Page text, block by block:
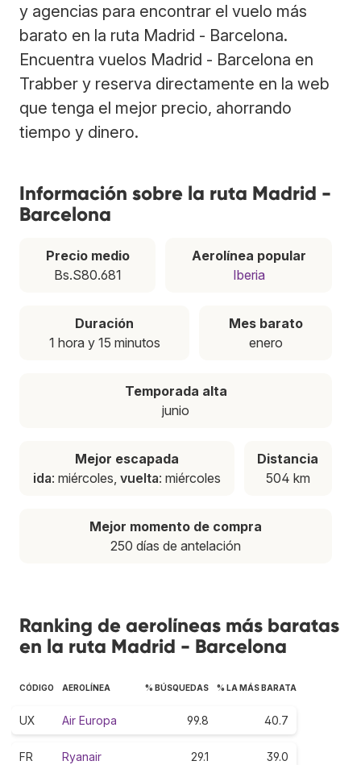
y agencias para encontrar el vuelo más
barato en la ruta Madrid - Barcelona.
Encuentra vuelos Madrid - Barcelona en
Trabber y reserva directamente en la web
que tenga el mejor precio, ahorrando
tiempo y dinero.
Información sobre la ruta Madrid -
Barcelona
Precio medio
Bs.S80.681
Aerolínea popular
Iberia
Duración
1 hora y 15 minutos
Mes barato
enero
Temporada alta
junio
Mejor escapada
ida: miércoles, vuelta: miércoles
Distancia
504 km
Mejor momento de compra
250 días de antelación
Ranking de aerolíneas más baratas
en la ruta Madrid - Barcelona
CÓDIGO AEROLÍNEA % BÚSQUEDAS % LA MÁS BARATA
UX Air Europa 99.8 40.7
FR Ryanair 29.1 39.0